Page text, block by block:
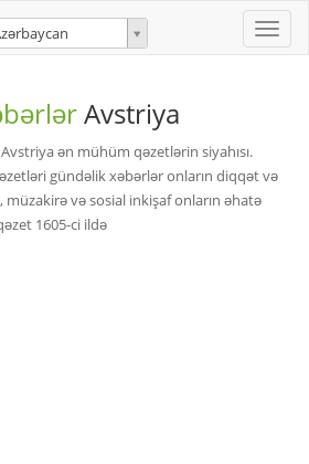
Toggle
Avstriya
ən mühüm qəzetlərin siyahısı.
gündəlik xəbərlər onların diqqət və
və sosial inkişaf onların əhatə
1605-ci ildə